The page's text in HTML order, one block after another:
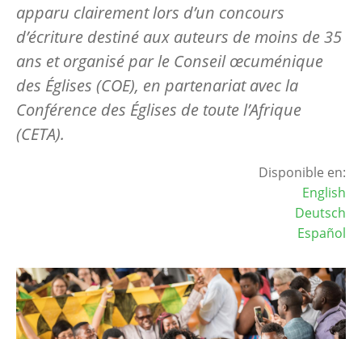
apparu clairement lors d’un concours
d’écriture destiné aux auteurs de moins de 35
ans et organisé par le Conseil œcuménique
des Églises (COE), en partenariat avec la
Conférence des Églises de toute l’Afrique
(CETA).
Disponible en:
English
Deutsch
Español
Image